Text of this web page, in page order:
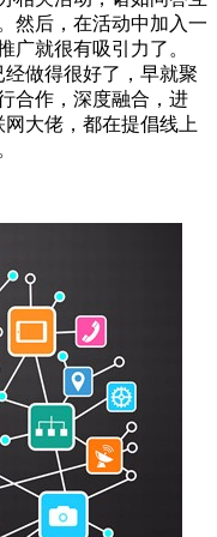
然后，在活动中加入一
广就很有吸引力了。
做得很好了，早就聚
合作，深度融合，进
大佬，都在提倡线上